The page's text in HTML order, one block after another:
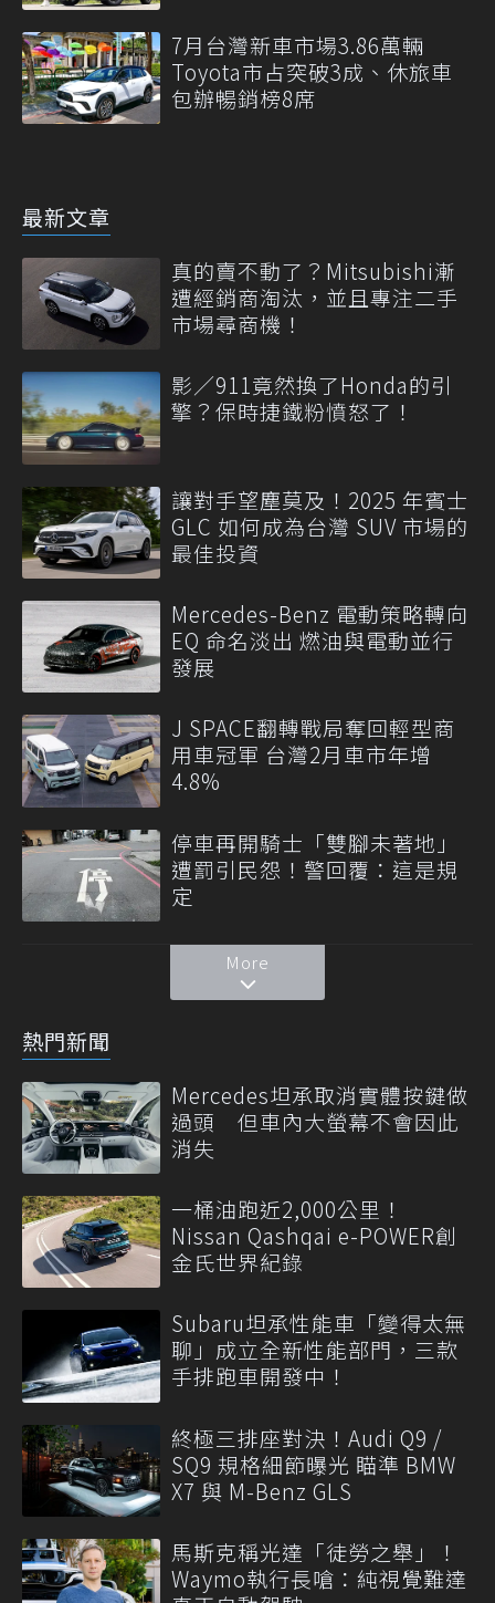
7月台灣新車市場3.86萬輛
Toyota市占突破3成、休旅車
包辦暢銷榜8席
最新文章
真的賣不動了？Mitsubishi漸
遭經銷商淘汰，並且專注二手
市場尋商機！
影／911竟然換了Honda的引
擎？保時捷鐵粉憤怒了！
讓對手望塵莫及！2025 年賓士
GLC 如何成為台灣 SUV 市場的
最佳投資
Mercedes-Benz 電動策略轉向
EQ 命名淡出 燃油與電動並行
發展
J SPACE翻轉戰局奪回輕型商
用車冠軍 台灣2月車市年增
4.8%
停車再開騎士「雙腳未著地」
遭罰引民怨！警回覆：這是規
定
More
熱門新聞
Mercedes坦承取消實體按鍵做
過頭 但車內大螢幕不會因此
消失
一桶油跑近2,000公里！
Nissan Qashqai e-POWER創
金氏世界紀錄
Subaru坦承性能車「變得太無
聊」成立全新性能部門，三款
手排跑車開發中！
終極三排座對決！Audi Q9 /
SQ9 規格細節曝光 瞄準 BMW
X7 與 M-Benz GLS
馬斯克稱光達「徒勞之舉」！
Waymo執行長嗆：純視覺難達